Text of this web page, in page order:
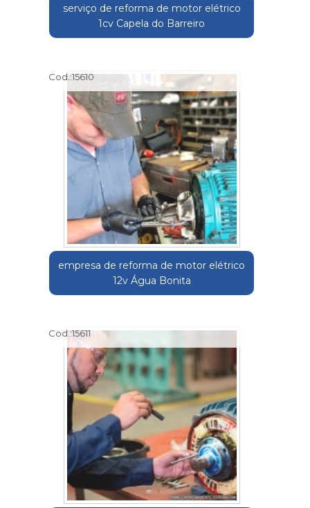
serviço de reforma de motor elétrico
1cv Capela do Barreiro
Cod.:15610
empresa de reforma de motor elétrico
12v Água Bonita
Cod.:15611